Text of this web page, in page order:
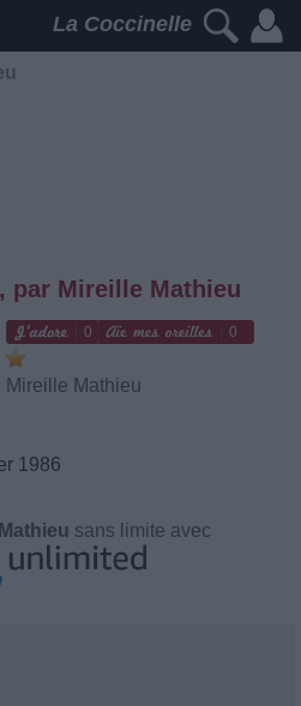
La Coccinelle
par Mireille Mathieu
0 0
Mireille Mathieu
1986
sans limite avec